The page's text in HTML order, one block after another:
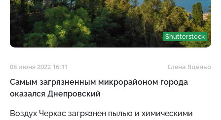
Shutterstock
08 июня 2022 16:11 Елена Яценьо
Самым загрязненным микрорайоном города
оказался Днепровский
Воздух Черкас загрязнен пылью и химическими